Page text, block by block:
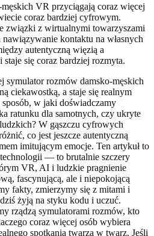
VR przyciągają coraz więcej
coraz bardziej cyfrowym.
związki z wirtualnymi towarzyszami
kontaktu na własnych
autentyczną więzią a
się coraz bardziej rozmyta.
rozmów damsko-męskich
ciekawostką, a staje się realnym
w jaki doświadczamy
ratunku dla samotnych, czy ukryte
W gąszczu cyfrowych
co jest jeszcze autentyczną
imitującym emocje. Ten artykuł to
— to brutalnie szczery
VR, AI i ludzkie pragnienie
fascynującą, ale i niepokojącą
fakty, zmierzymy się z mitami i
żyją na styku kodu i uczuć.
rządzą symulatorami rozmów, kto
coraz więcej osób wybiera
spotkania twarzą w twarz. Jeśli